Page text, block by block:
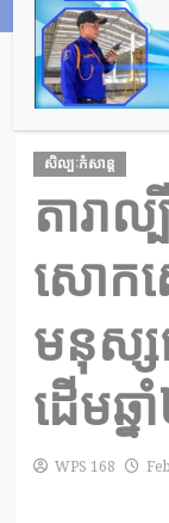
HOME
តារាល្បីៗ៣
ឆ្នាំ២០២២នេះ
សិល្បៈកំសាន្ត
តារា
សោក
មនុស្
ដើមឆ្
WPS 168